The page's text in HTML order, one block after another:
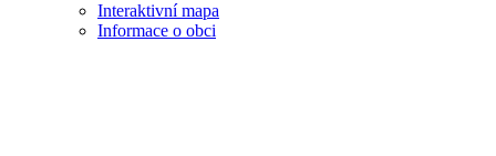
Interaktivní mapa
Informace o obci